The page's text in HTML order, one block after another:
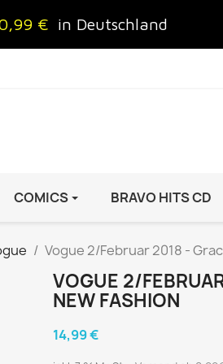
€ in Deutschland
AUTO & MOTOR
auto motor sport Archiv
Broschüren
COMICS BRAVO HITS CD
Vogue 2/Februar 2018 -
VOGUE 2/
NEW FASHION
14,99 €